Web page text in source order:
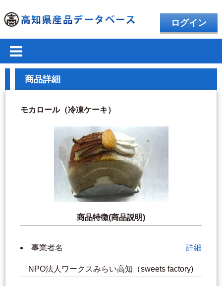
ログイン
商品詳細
モカロール（冷凍ケーキ）
商品特徴(商品説明)
事業者名 詳細
NPO法人ワークスみらい高知（sweets factory)